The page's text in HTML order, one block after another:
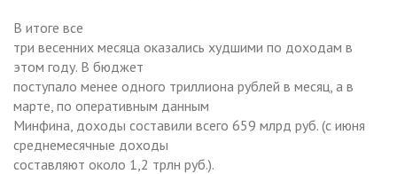
В итоге все
три весенних месяца оказались худшими по доходам в
этом году. В бюджет
поступало менее одного триллиона рублей в месяц, а в
марте, по оперативным данным
Минфина, доходы составили всего 659 млрд руб. (с июня
среднемесячные доходы
составляют около 1,2 трлн руб.).